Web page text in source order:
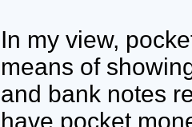
In my view,
means of
and bank notes
have pocket